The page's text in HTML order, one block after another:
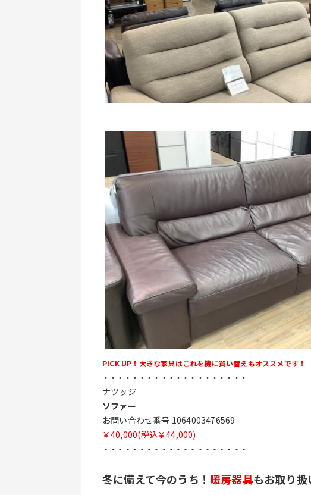
PICK UP！大きな家具はこれを機に買い替えもオススメです！
・・・・・・・・・・・・・・・・・・・・
ナツッジ
ソファー
お問い合わせ番号 1064003476569
￥40,000(税込￥44,000)
・・・・・・・・・・・・・・・・・・・・
冬に備えて今のうち！ 暖房器具もお取り扱